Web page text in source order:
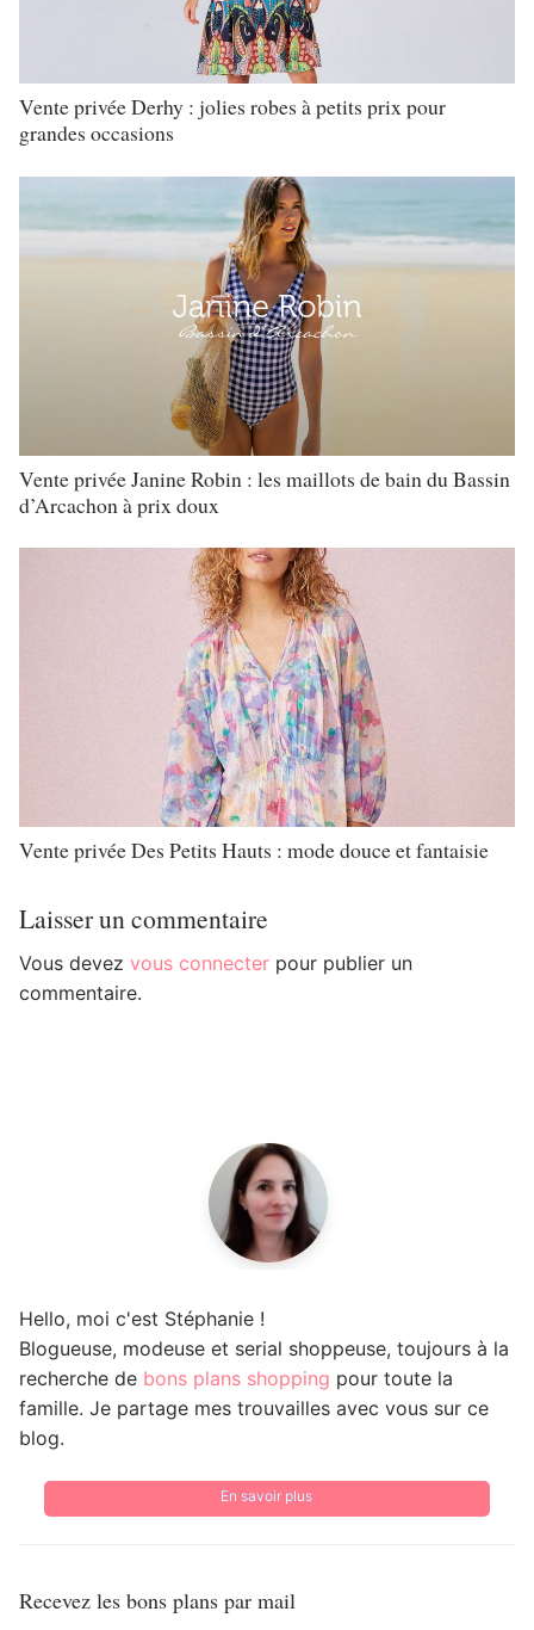
Vente privée Derhy : jolies robes à petits prix pour
grandes occasions
Vente privée Janine Robin : les maillots de bain du Bassin
d’Arcachon à prix doux
Vente privée Des Petits Hauts : mode douce et fantaisie
Laisser un commentaire
Vous devez vous connecter pour publier un
commentaire.
Hello, moi c'est Stéphanie !
Blogueuse, modeuse et serial shoppeuse, toujours à la
recherche de bons plans shopping pour toute la
famille. Je partage mes trouvailles avec vous sur ce
blog.
En savoir plus
Recevez les bons plans par mail